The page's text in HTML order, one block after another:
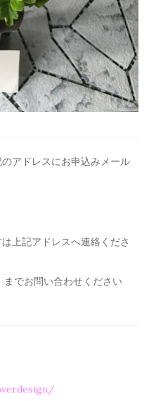
アドレスにお申込みメール
上記アドレスへ連絡くださ
でお問い合わせください